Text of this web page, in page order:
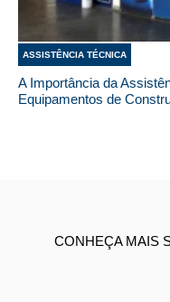
ASSISTÊNCIA TÉCNICA
A Importância da
Equipamentos de
CONHEÇA MAIS